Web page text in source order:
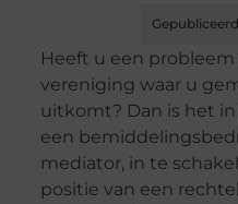
Heeft u een
vereniging waar u
uitkomt? Dan is het
een
mediator, in te
positie van een